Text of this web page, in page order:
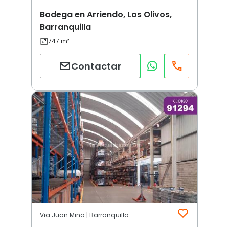
Bodega en Arriendo, Los Olivos,
Barranquilla
Contactar
Via Juan Mina | Barranquilla